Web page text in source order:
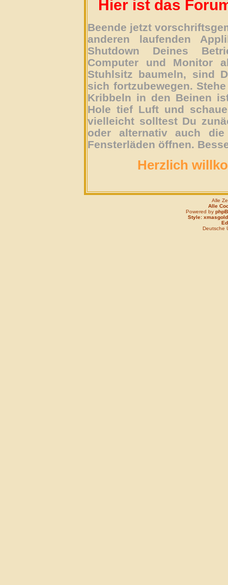
Hier ist das
Beende jetzt
anderen laufenden
Shutdown Deines
Computer und Monitor
Stuhlsitz baumeln, sind
sich fortzubewegen.
Kribbeln in den Beinen
Hole tief Luft und
vielleicht solltest Du
oder alternativ auch
Fensterläden öffnen.
Herzlich
Alle
Alle
Powered by
Style: xmasgold
Deutsche